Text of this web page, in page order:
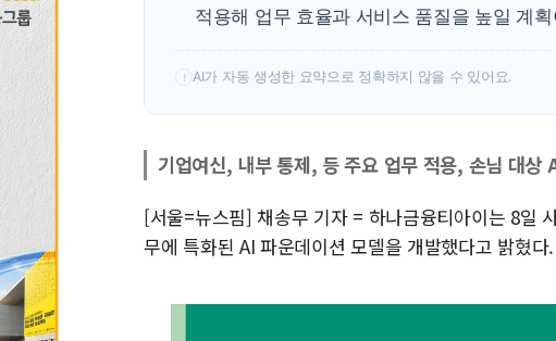
적용해 업무 효율과 서비스 품질을 높일 계
! AI가 자동 생성한 요약으로 정확하지 않을 수 있어요.
기업여신, 내부 통제, 등 주요 업무 적용, 손님 대상
[서울=뉴스핌] 채송무 기자 = 하나금융티아이는 8일
무에 특화된 AI 파운데이션 모델을 개발했다고 밝혔다.